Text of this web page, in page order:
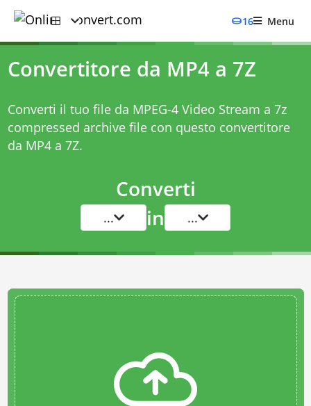
16 Menu
Convertitore da MP4 a 7Z
Converti il tuo file da MPEG-4 Video Stream a 7z
compressed archive file con questo convertitore
da MP4 a 7Z.
Converti
... in ...